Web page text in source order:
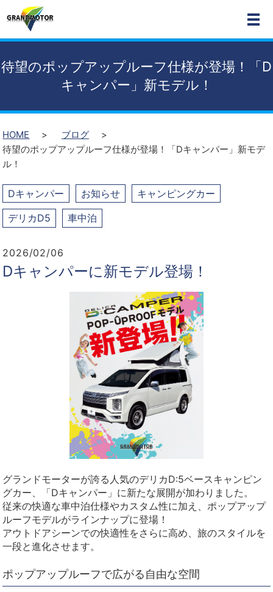
待望のポップアップルーフ仕様が登場！「D
キャンパー」新モデル！
HOME
ブログ
待望のポップアップルーフ仕様が登場！「Dキャンパー」新モデ
ル！
Dキャンパー お知らせ キャンピングカー
デリカD5 車中泊
2026/02/06
Dキャンパーに新モデル登場！
グランドモーターが誇る人気のデリカD:5ベースキャンピン
グカー、「Dキャンパー」に新たな展開が加わりました。
従来の快適な車中泊仕様やカスタム性に加え、ポップアップ
ルーフモデルがラインナップに登場！
アウトドアシーンでの快適性をさらに高め、旅のスタイルを
一段と進化させます。
ポップアップルーフで広がる自由な空間